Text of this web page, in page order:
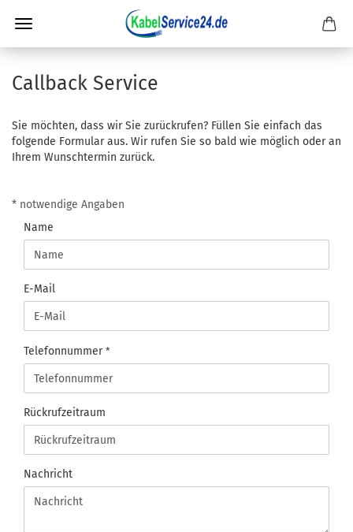
Callback Service
Sie möchten, dass wir Sie zurückrufen? Füllen Sie einfach das
folgende Formular aus. Wir rufen Sie so bald wie möglich oder an
Ihrem Wunschtermin zurück.
SERVICE
* notwendige Angaben
Name
E-Mail
Telefonnummer
Rückrufzeitraum
Nachricht